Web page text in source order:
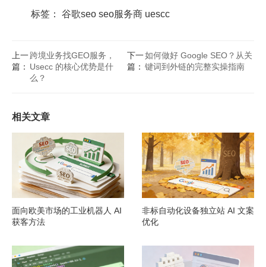
标签： 谷歌seo seo服务商 uescc
上一
篇：
跨境业务找GEO服务，
Usecc 的核心优势是什
么？
下一
篇：
如何做好 Google SEO？从关
键词到外链的完整实操指南
相关文章
面向欧美市场的工业机器人 AI
获客方法
非标自动化设备独立站 AI 文案
优化